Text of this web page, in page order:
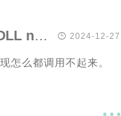
python通过jpype调用jvm报错[WinError 126] JVM DLL not found  2024-12-27
怎么都调用不起来。
